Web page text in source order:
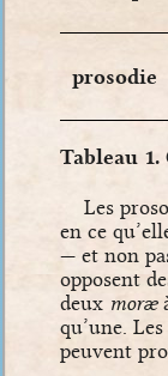
prosodie
Tableau 1.
Les
en ce
— et non
opposent
deux moræ
qu’une.
peuvent